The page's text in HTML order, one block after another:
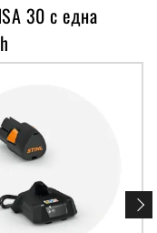
30 с една